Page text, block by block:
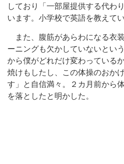
しており「一部屋提供する代わ
います。小学校で英語を教えて
また、腹筋があらわになる衣
ーニングも欠かしていないとい
から僕がどれだけ変わっている
焼けもしたし、この体操のおか
す」と自信満々。２カ月前から
を落としたと明かした。